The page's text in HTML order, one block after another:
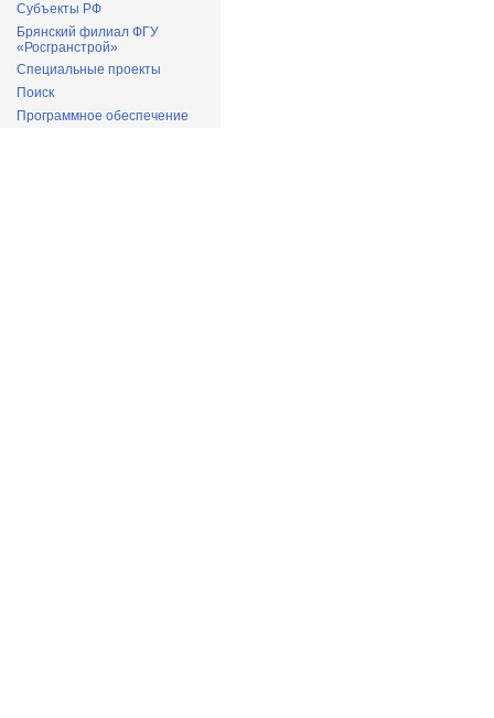
Субъекты РФ
Брянский филиал ФГУ
«Росгранстрой»
Специальные проекты
Поиск
Программное обеспечение